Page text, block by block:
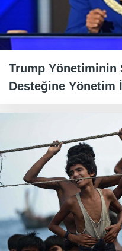
Trump Yönetiminin
Desteğine Yönetim